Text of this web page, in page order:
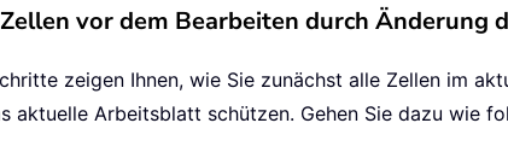
vor dem Bearbeiten durch Änderung
zeigen Ihnen, wie Sie zunächst alle Zellen im
aktuelle Arbeitsblatt schützen. Gehen Sie dazu wie